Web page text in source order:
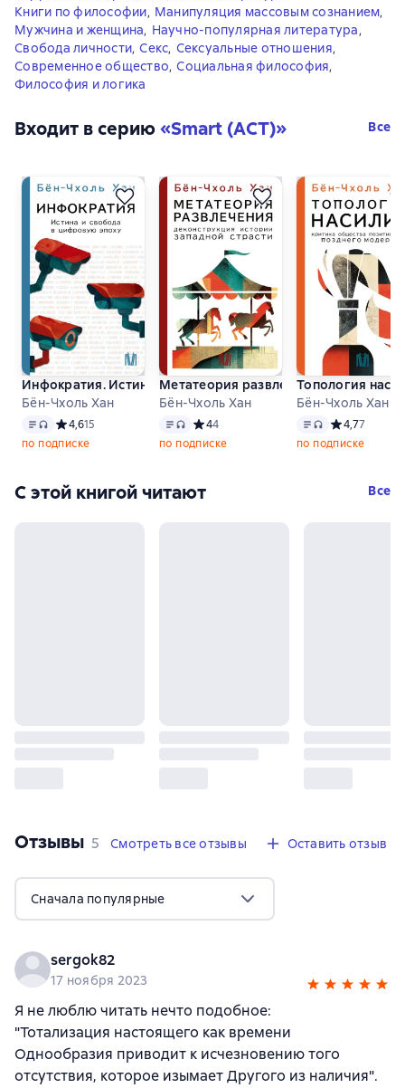
Книги по философии, Манипуляция массовым сознанием,
Мужчина и женщина, Научно-популярная литература,
Свобода личности, Секс, Сексуальные отношения,
Современное общество, Социальная философия,
Философия и логика
Входит в серию«Smart (АСТ)» Все
Инфократия. Истина и свобода в цифровую эпоху
Бён-Чхоль Хан
Текст , доступен аудиоформат
Средний рейтинг 4,6 на основе 15 оценок
4,615
по подписке
Метатеория развлечения.
Бён-Чхоль Хан
Текст , доступен аудиоформат
Средний рейтинг 4 на основе 4 оценок
44
по подписке
Топология
Бён-Чхоль Хан
Текст , доступен
Средний
4,77
по подписке
С этой книгой читают Все
Отзывы 5 отзывов
5 Смотреть все отзывы Оставить отзыв
Сначала популярные
sergok82
17 ноября 2023
Я не люблю читать нечто подобное:
"Тотализация настоящего как времени
Однообразия приводит к исчезновению того
отсутствия, которое изымает Другого из наличия".